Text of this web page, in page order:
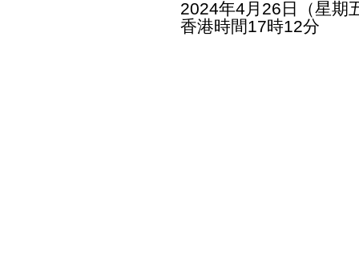
2024年4月26日（星期
香港時間17時12分